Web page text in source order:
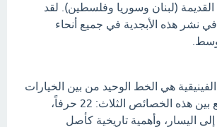
القديمة (لبنان وسوريا وفلسطين). لقد
نشر هذه الأبجدية في جميع أنحاء
الفينيقية هي الخط الوحيد من بين الخيارات
المتاحة الذي يجمع بين هذه الخصائص الثلاث: 22 حرفاً،
إلى اليسار، وأهمية تاريخية كأصل